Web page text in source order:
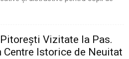
Vizitate la Pas.
Centre Istorice de Neuitat